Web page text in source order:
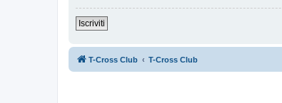
Iscriviti
T-Cross Club T-Cross Club